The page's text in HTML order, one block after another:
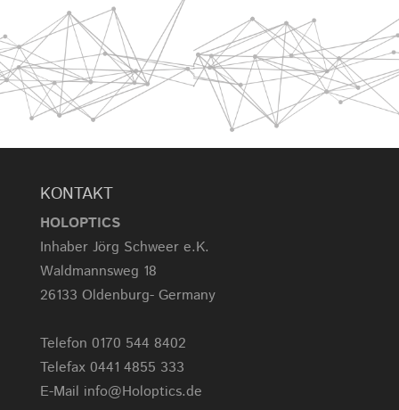
KONTAKT
HOLOPTICS
Inhaber Jörg Schweer e.K.
Waldmannsweg 18
26133 Oldenburg- Germany
Telefon 0170 544 8402
Telefax 0441 4855 333
E-Mail info@Holoptics.de